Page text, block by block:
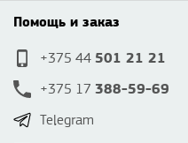
Помощь и заказ
+375 44 501 21 21
+375 17 388-59-69
Telegram